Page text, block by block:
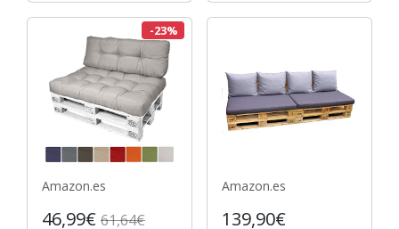
-23%
Amazon.es
46,99€ 61,64€
Amazon.es
139,90€